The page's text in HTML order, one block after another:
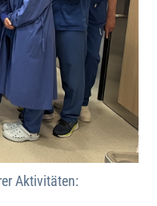
Aktivitäten: